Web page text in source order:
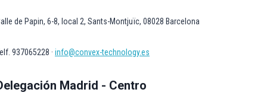
de Papin, 6-8, local 2, Sants-Montjuïc, 08028 Barcelona
937065228 · info@convex-technology.es
Madrid - Centro